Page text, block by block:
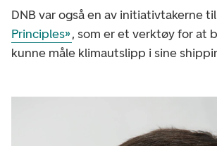
DNB var også en av initiativtakerne til
Principles», som er et verktøy for at
kunne måle klimautslipp i sine